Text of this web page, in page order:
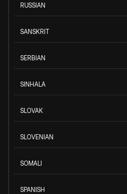
RUSSIAN
SANSKRIT
SERBIAN
SINHALA
SLOVAK
SLOVENIAN
SOMALI
SPANISH